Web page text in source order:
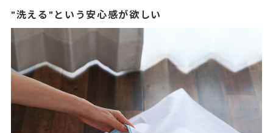
"洗える"という安心感が欲しい